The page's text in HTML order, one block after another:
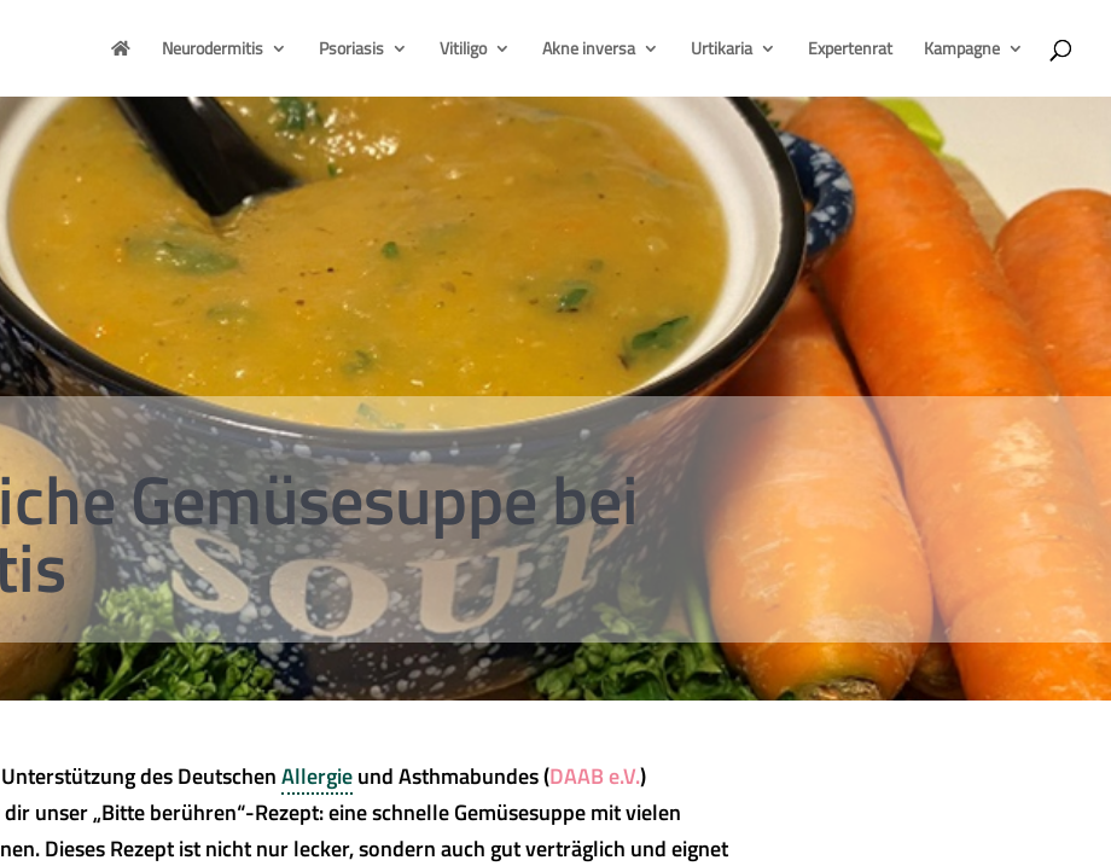
 Neurodermitis Psoriasis Vitiligo Akne inversa Urtikaria Expertenrat Kampagne
Gemüsesuppe bei
des DeutschenAllergieund Asthmabundes (DAAB e.V.)
unser „Bitte berühren“-Rezept: eine schnelle Gemüsesuppe mit vielen
Dieses Rezept ist nicht nur lecker, sondern auch gut verträglich und eignet